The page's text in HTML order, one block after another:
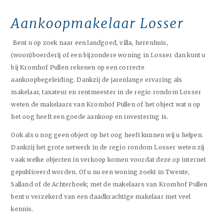
Aankoopmakelaar Losser
Bent u op zoek naar een landgoed, villa, herenhuis,
(woon)boerderij of een bijzondere woning in Losser dan kunt u
bij Kromhof Pullen rekenen op een correcte
aankoopbegeleiding. Dankzij de jarenlange ervaring als
makelaar, taxateur en rentmeester in de regio rondom Losser
weten de makelaars van Kromhof Pullen of het object wat u op
het oog heeft een goede aankoop en investering is.
Ook als u nog geen object op het oog heeft kunnen wij u helpen.
Dankzij het grote netwerk in de regio rondom Losser weten zij
vaak welke objecten in verkoop komen voordat deze op internet
gepubliceerd worden. Of u nu een woning zoekt in Twente,
Salland of de Achterhoek; met de makelaars van Kromhof Pullen
bent u verzekerd van een daadkrachtige makelaar met veel
kennis.